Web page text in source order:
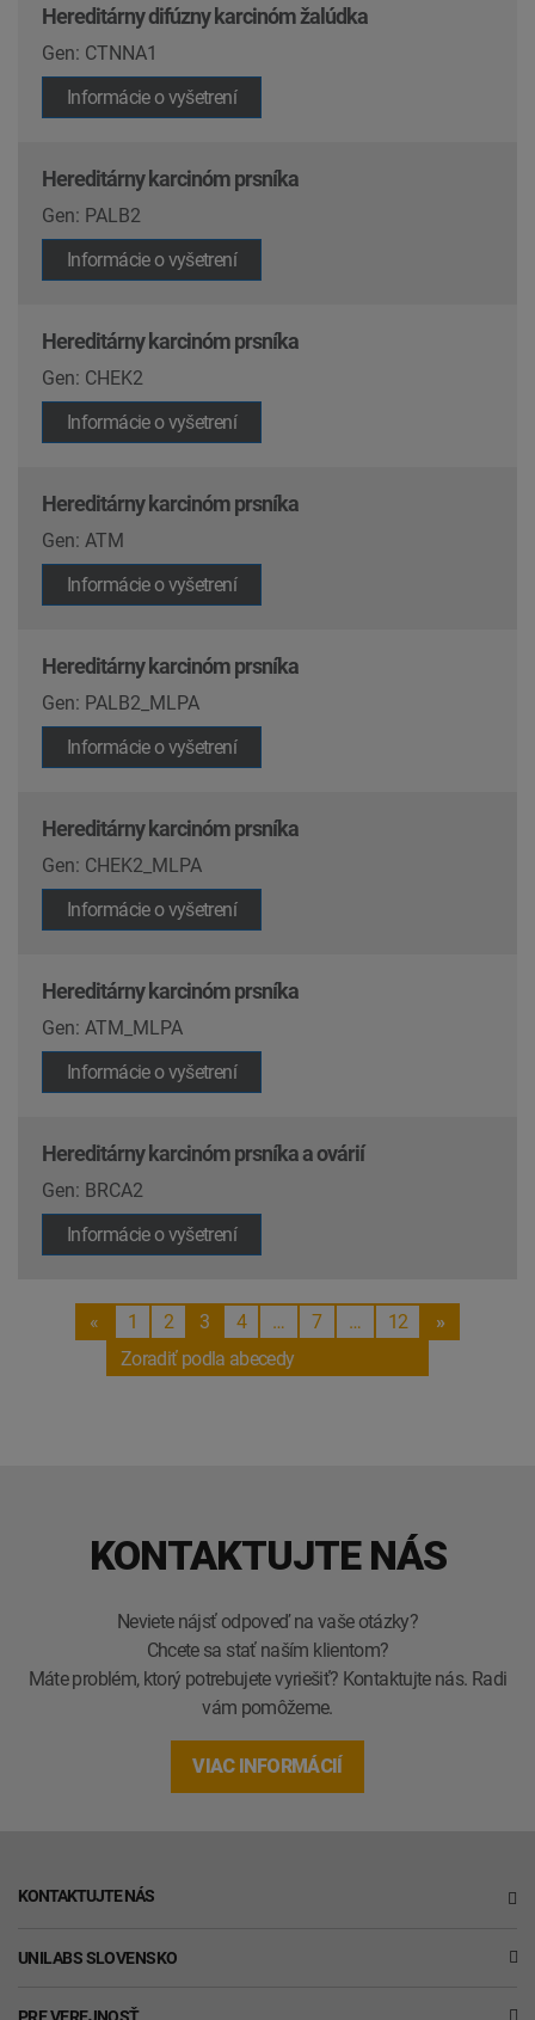
Hereditárny difúzny karcinóm žalúdka
Gen: CTNNA1
Informácie o vyšetrení
Hereditárny karcinóm prsníka
Gen: PALB2
Informácie o vyšetrení
Hereditárny karcinóm prsníka
Gen: CHEK2
Informácie o vyšetrení
Hereditárny karcinóm prsníka
Gen: ATM
Informácie o vyšetrení
Hereditárny karcinóm prsníka
Gen: PALB2_MLPA
Informácie o vyšetrení
Hereditárny karcinóm prsníka
Gen: CHEK2_MLPA
Informácie o vyšetrení
Hereditárny karcinóm prsníka
Gen: ATM_MLPA
Informácie o vyšetrení
Hereditárny karcinóm prsníka a ovárií
Gen: BRCA2
Informácie o vyšetrení
« 1 2 3 4 … 7 … 12
»
Zoradiť podla abecedy
KONTAKTUJTE NÁS
Neviete nájsť odpoveď na vaše otázky?
Chcete sa stať naším klientom?
Máte problém, ktorý potrebujete vyriešiť? Kontaktujte nás. Radi
vám pomôžeme.
VIAC INFORMÁCIÍ
KONTAKTUJTE NÁS
UNILABS SLOVENSKO